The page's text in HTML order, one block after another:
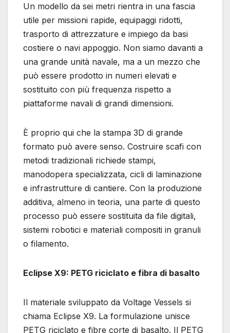
Un modello da sei metri rientra in una fascia
utile per missioni rapide, equipaggi ridotti,
trasporto di attrezzature e impiego da basi
costiere o navi appoggio. Non siamo davanti a
una grande unità navale, ma a un mezzo che
può essere prodotto in numeri elevati e
sostituito con più frequenza rispetto a
piattaforme navali di grandi dimensioni.
È proprio qui che la stampa 3D di grande
formato può avere senso. Costruire scafi con
metodi tradizionali richiede stampi,
manodopera specializzata, cicli di laminazione
e infrastrutture di cantiere. Con la produzione
additiva, almeno in teoria, una parte di questo
processo può essere sostituita da file digitali,
sistemi robotici e materiali compositi in granuli
o filamento.
Eclipse X9: PETG riciclato e fibra di basalto
Il materiale sviluppato da Voltage Vessels si
chiama Eclipse X9. La formulazione unisce
PETG riciclato e fibre corte di basalto. Il PETG